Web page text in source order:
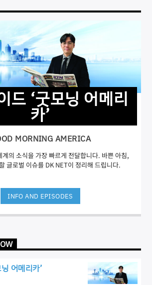
드 ‘굿모닝 어메리
카’
MORNING AMERICA
의 소식을 가장 빠르게 전달합니다. 바쁜 아침,
글로벌 이슈를 DK NET이 정리해 드립니다.
INFO AND EPISODES
어메리카’